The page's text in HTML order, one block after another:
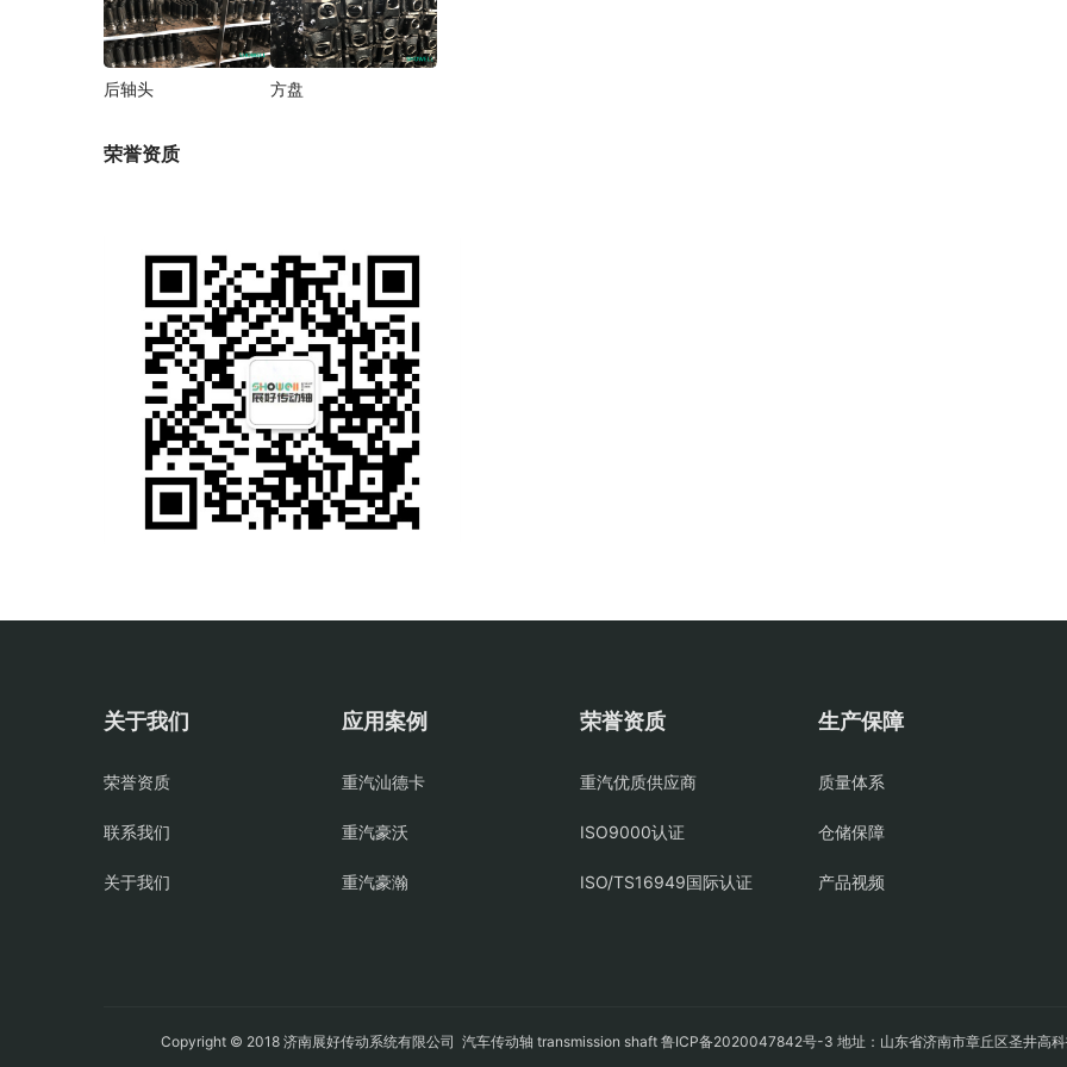
后轴头 方盘
荣誉资质
关于我们
荣誉资质
联系我们
关于我们
应用案例
重汽汕德卡
重汽豪沃
重汽豪瀚
荣誉资质
重汽优质供应商
ISO9000认证
ISO/TS16949国际认证
生产保障
质量体系
仓储保障
产品视频
Copyright © 2018 济南展好传动系统有限公司 汽车传动轴 transmission shaft 鲁ICP备2020047842号-3 地址：山东省济南市章丘区圣井